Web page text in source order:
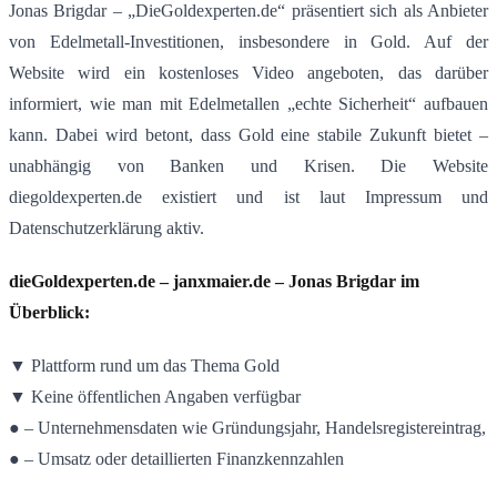
Jonas Brigdar – „DieGoldexperten.de“ präsentiert sich als Anbieter
von Edelmetall-Investitionen, insbesondere in Gold.
Auf der
Website wird ein kostenloses Video angeboten, das darüber
informiert, wie man mit Edelmetallen „echte Sicherheit“ aufbauen
kann. Dabei wird betont, dass Gold eine stabile Zukunft bietet –
unabhängig von Banken und Krisen. Die Website
diegoldexperten.de existiert und ist laut Impressum und
Datenschutzerklärung aktiv.
dieGoldexperten.de – janxmaier.de – Jonas Brigdar im
Überblick:
▼ Plattform rund um das Thema Gold
▼ Keine öffentlichen Angaben verfügbar
● – Unternehmensdaten wie Gründungsjahr, Handelsregistereintrag,
● – Umsatz oder detaillierten Finanzkennzahlen